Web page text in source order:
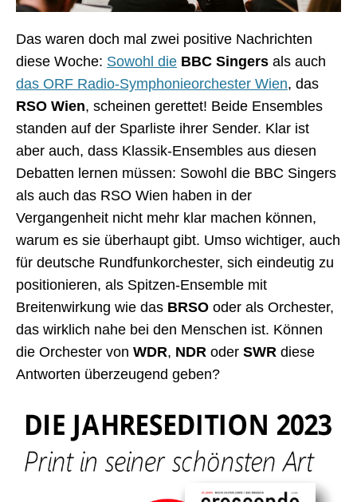
Das waren doch mal zwei positive Nachrichten
diese Woche: Sowohl die BBC Singers als auch
das ORF Radio-Symphonieorchester Wien, das
RSO Wien, scheinen gerettet! Beide Ensembles
standen auf der Sparliste ihrer Sender. Klar ist
aber auch, dass Klassik-Ensembles aus diesen
Debatten lernen müssen: Sowohl die BBC Singers
als auch das RSO Wien haben in der
Vergangenheit nicht mehr klar machen können,
warum es sie überhaupt gibt. Umso wichtiger, auch
für deutsche Rundfunkorchester, sich eindeutig zu
positionieren, als Spitzen-Ensemble mit
Breitenwirkung wie das BRSO oder als Orchester,
das wirklich nahe bei den Menschen ist. Können
die Orchester von WDR, NDR oder SWR diese
Antworten überzeugend geben?